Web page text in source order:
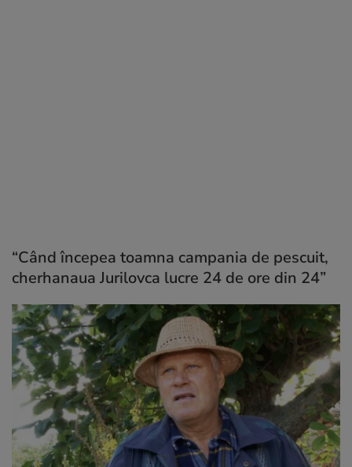
“Când începea toamna campania de pescuit,
cherhanaua Jurilovca lucre 24 de ore din 24”